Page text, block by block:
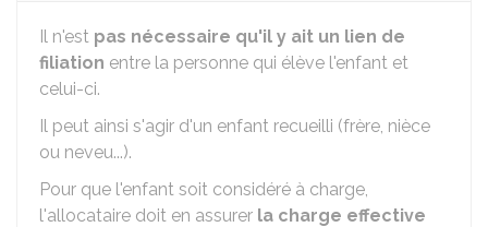
Il n'est pas nécessaire qu'il y ait un lien de
filiation entre la personne qui élève l'enfant et
celui-ci.
Il peut ainsi s'agir d'un enfant recueilli (frère, nièce
ou neveu...).
Pour que l'enfant soit considéré à charge,
l'allocataire doit en assurer la charge effective